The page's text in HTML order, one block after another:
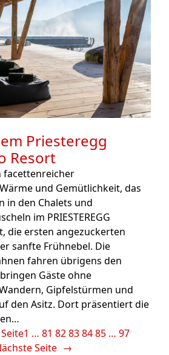
Priesteregg
Resort
facettenreicher
und Gemütlichkeit, das
in den Chalets und
im PRIESTEREGG
die ersten angezuckerten
sanfte Frühnebel. Die
fahren übrigens den
Gäste ohne
Gipfelstürmen und
den Asitz. Dort präsentiert die
1 … 81 82 83 84 85 … 97
Seite →